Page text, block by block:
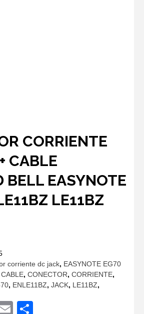
CORRIENTE
CABLE
BELL EASYNOTE
LE11BZ
corriente dc jack, EASYNOTE EG70
CABLE, CONECTOR, CORRIENTE,
, ENLE11BZ, JACK, LE11BZ,
WhatsApp
Email